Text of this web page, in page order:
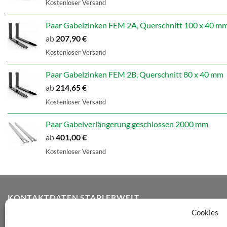
Cookies
Kostenloser Versand
Paar Gabelzinken FEM 2A, Querschnitt 100 x 40
ab 207,90€
Kostenloser Versand
Paar Gabelzinken FEM 2B, Querschnitt 80 x 40 mm
ab 214,65€
Kostenloser Versand
Paar Gabelverlängerung geschlossen 2000 mm
ab401,00€
Kostenloser Versand
KONTAKTDATEN STAPLERWELT